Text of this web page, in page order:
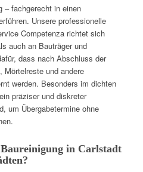
– fachgerecht in einen
Unsere professionelle
Competenza richtet sich
auch an Bauträger und
dass nach Abschluss der
Mörtelreste und andere
werden. Besonders im dichten
präziser und diskreter
um Übergabetermine ohne
in Carlstadt